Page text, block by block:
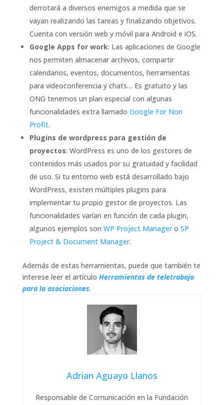
derrotará a diversos enemigos a medida que se
vayan realizando las tareas y finalizando objetivos.
Cuenta con versión web y móvil para Android e iOS.
Google Apps for work: Las aplicaciones de Google
nos permiten almacenar archivos, compartir
calendarios, eventos, documentos, herramientas
para videoconferencia y chats… Es gratuito y las
ONG tenemos un plan especial con algunas
funcionalidades extra llamado Google For Non
Profit.
Plugins de wordpress para gestión de
proyectos: WordPress es uno de los gestores de
contenidos más usados por su gratuidad y facilidad
de uso. Si tu entorno web está desarrollado bajo
WordPress, existen múltiples plugins para
implementar tu propio gestor de proyectos. Las
funcionalidades varían en función de cada plugin,
algunos ejemplos son WP Project Managero SP
Project & Document Manager.
Además de estas herramientas, puede que también te
interese leer el artículo Herramientas de teletrabajo
para la asociaciones.
Adrian Aguayo Llanos
Responsable de Comunicación en la Fundación